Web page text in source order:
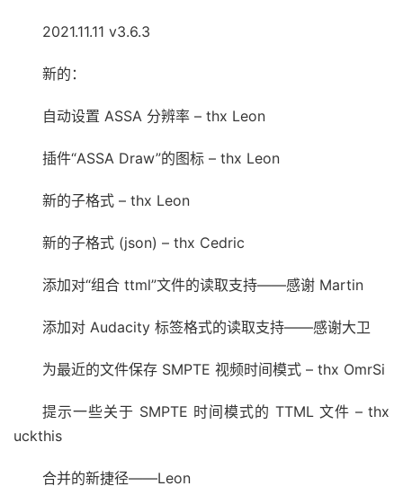
2021.11.11 v3.6.3
新的：
自动设置 ASSA 分辨率 – thx Leon
插件“ASSA Draw”的图标 – thx Leon
新的子格式 – thx Leon
新的子格式 (json) – thx Cedric
添加对“组合 ttml”文件的读取支持——感谢 Martin
添加对 Audacity 标签格式的读取支持——感谢大卫
为最近的文件保存 SMPTE 视频时间模式 – thx OmrSi
提示一些关于 SMPTE 时间模式的 TTML 文件 – thx
uckthis
合并的新捷径——Leon